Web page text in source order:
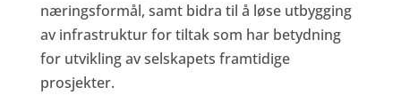
næringsformål, samt bidra til å løse utbygging
av infrastruktur for tiltak som har betydning
for utvikling av selskapets framtidige
prosjekter.